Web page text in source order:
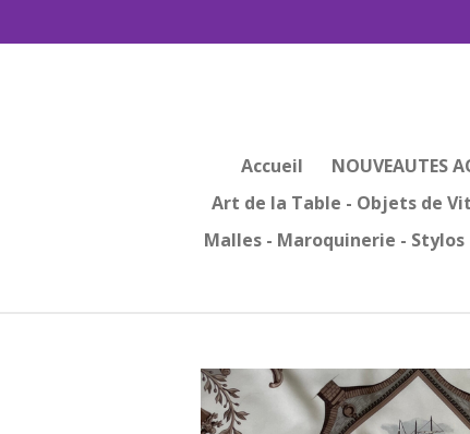
au
Accueil NOUVEAUTES
Art de la Table - Objets de
Malles - Maroquinerie - Stylos